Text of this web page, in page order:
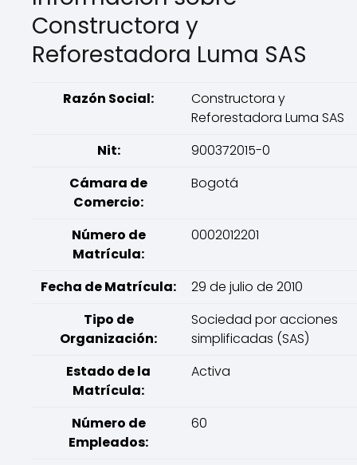
Constructora y
Reforestadora Luma SAS
Razón Social:
Constructora y
Reforestadora Luma SAS
Nit:
900372015-0
Cámara de
Comercio:
Bogotá
Número de
Matrícula:
0002012201
Fecha de Matrícula:
29 de julio de 2010
Tipo de
Organización:
Sociedad por acciones
simplificadas (SAS)
Estado de la
Matrícula:
Activa
Número de
Empleados:
60